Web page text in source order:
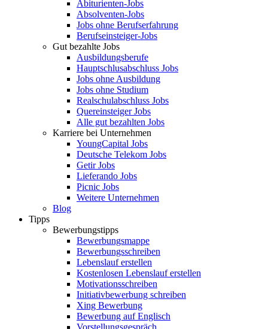
Abiturienten-Jobs
Absolventen-Jobs
Jobs ohne Berufserfahrung
Berufseinsteiger-Jobs
Gut bezahlte Jobs
Ausbildungsberufe
Hauptschlusabschluss Jobs
Jobs ohne Ausbildung
Jobs ohne Studium
Realschulabschluss Jobs
Quereinsteiger Jobs
Alle gut bezahlten Jobs
Karriere bei Unternehmen
YoungCapital Jobs
Deutsche Telekom Jobs
Getir Jobs
Lieferando Jobs
Picnic Jobs
Weitere Unternehmen
Blog
Tipps
Bewerbungstipps
Bewerbungsmappe
Bewerbungsschreiben
Lebenslauf erstellen
Kostenlosen Lebenslauf erstellen
Motivationsschreiben
Initiativbewerbung schreiben
Xing Bewerbung
Bewerbung auf Englisch
Vorstellungsgespräch